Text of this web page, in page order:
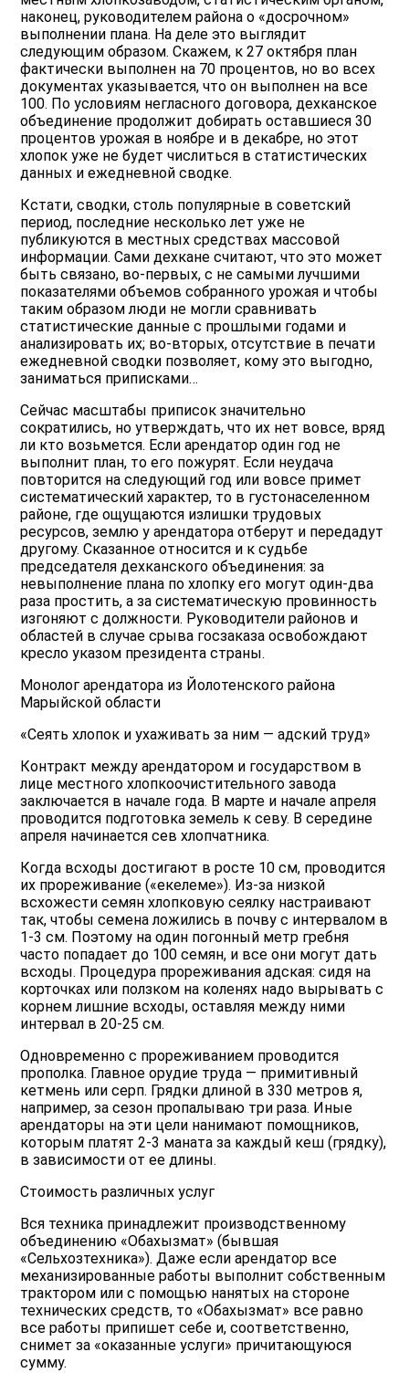
наконец, руководителем района о «досрочном»
выполнении плана. На деле это выглядит
следующим образом. Скажем, к 27 октября план
фактически выполнен на 70 процентов, но во всех
документах указывается, что он выполнен на все
100. По условиям негласного договора, дехканское
объединение продолжит добирать оставшиеся 30
процентов урожая в ноябре и в декабре, но этот
хлопок уже не будет числиться в статистических
данных и ежедневной сводке.
Кстати, сводки, столь популярные в советский
период, последние несколько лет уже не
публикуются в местных средствах массовой
информации. Сами дехкане считают, что это может
быть связано, во-первых, с не самыми лучшими
показателями объемов собранного урожая и чтобы
таким образом люди не могли сравнивать
статистические данные с прошлыми годами и
анализировать их; во-вторых, отсутствие в печати
ежедневной сводки позволяет, кому это выгодно,
заниматься приписками…
Сейчас масштабы приписок значительно
сократились, но утверждать, что их нет вовсе, вряд
ли кто возьмется. Если арендатор один год не
выполнит план, то его пожурят. Если неудача
повторится на следующий год или вовсе примет
систематический характер, то в густонаселенном
районе, где ощущаются излишки трудовых
ресурсов, землю у арендатора отберут и передадут
другому. Сказанное относится и к судьбе
председателя дехканского объединения: за
невыполнение плана по хлопку его могут один-два
раза простить, а за систематическую провинность
изгоняют с должности. Руководители районов и
областей в случае срыва госзаказа освобождают
кресло указом президента страны.
Монолог арендатора из Йолотенского района
Марыйской области
«Сеять хлопок и ухаживать за ним — адский труд»
Контракт между арендатором и государством в
лице местного хлопкоочистительного завода
заключается в начале года. В марте и начале апреля
проводится подготовка земель к севу. В середине
апреля начинается сев хлопчатника.
Когда всходы достигают в росте 10 см, проводится
их прореживание («екелеме»). Из-за низкой
всхожести семян хлопковую сеялку настраивают
так, чтобы семена ложились в почву с интервалом в
1-3 см. Поэтому на один погонный метр гребня
часто попадает до 100 семян, и все они могут дать
всходы. Процедура прореживания адская: сидя на
корточках или ползком на коленях надо вырывать с
корнем лишние всходы, оставляя между ними
интервал в 20-25 см.
Одновременно с прореживанием проводится
прополка. Главное орудие труда — примитивный
кетмень или серп. Грядки длиной в 330 метров я,
например, за сезон пропалываю три раза. Иные
арендаторы на эти цели нанимают помощников,
которым платят 2-3 маната за каждый кеш (грядку),
в зависимости от ее длины.
Стоимость различных услуг
Вся техника принадлежит производственному
объединению «Обахызмат» (бывшая
«Сельхозтехника»). Даже если арендатор все
механизированные работы выполнит собственным
трактором или с помощью нанятых на стороне
технических средств, то «Обахызмат» все равно
все работы припишет себе и, соответственно,
снимет за «оказанные услуги» причитающуюся
сумму.